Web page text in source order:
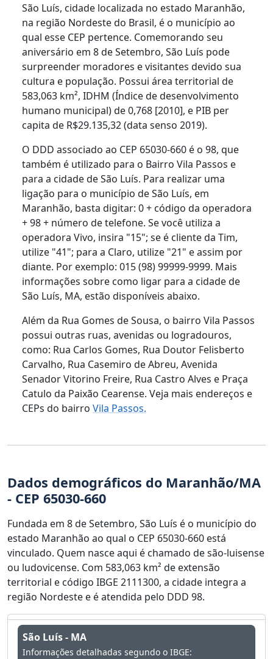
São Luís, cidade localizada no estado Maranhão,
na região Nordeste do Brasil, é o município ao
qual esse CEP pertence. Comemorando seu
aniversário em 8 de Setembro, São Luís pode
surpreender moradores e visitantes devido sua
cultura e população. Possui área territorial de
583,063 km², IDHM (Índice de desenvolvimento
humano municipal) de 0,768 [2010], e PIB per
capita de R$29.135,32 (data senso 2019).
O DDD associado ao CEP 65030-660 é o 98, que
também é utilizado para o Bairro Vila Passos e
para a cidade de São Luís. Para realizar uma
ligação para o município de São Luís, em
Maranhão, basta digitar: 0 + código da operadora
+ 98 + número de telefone. Se você utiliza a
operadora Vivo, insira "15"; se é cliente da Tim,
utilize "41"; para a Claro, utilize "21" e assim por
diante. Por exemplo: 015 (98) 99999-9999. Mais
informações sobre como ligar para a cidade de
São Luís, MA, estão disponíveis abaixo.
Além da Rua Gomes de Sousa, o bairro Vila Passos
possui outras ruas, avenidas ou logradouros,
como: Rua Carlos Gomes, Rua Doutor Felisberto
Carvalho, Rua Casemiro de Abreu, Avenida
Senador Vitorino Freire, Rua Castro Alves e Praça
Catulo da Paixão Cearense. Veja mais endereços e
CEPs do bairro Vila Passos.
Dados demográficos do Maranhão/MA
- CEP 65030-660
Fundada em 8 de Setembro, São Luís é o município do
estado Maranhão ao qual o CEP 65030-660 está
vinculado. Quem nasce aqui é chamado de são-luisense
ou ludovicense. Com 583,063 km² de extensão
territorial e código IBGE 2111300, a cidade integra a
região Nordeste e é atendida pelo DDD 98.
São Luís - MA
Informações detalhadas segundo o IBGE: